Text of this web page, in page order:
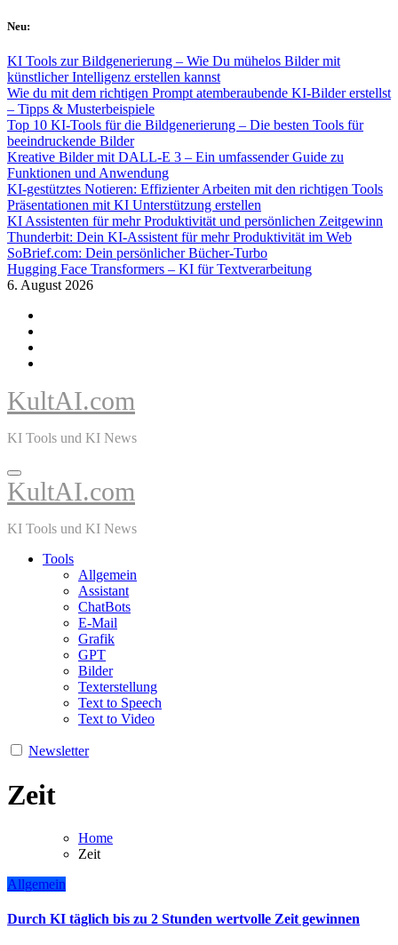
Skip
content
Neu:
KI Tools zur Bildgenerierung – Wie Du mühelos Bilder mit
künstlicher Intelligenz erstellen kannst
Wie du mit dem richtigen Prompt atemberaubende KI-Bilder erstellst
– Tipps & Musterbeispiele
Top 10 KI-Tools für die Bildgenerierung – Die besten Tools für
beeindruckende Bilder
Kreative Bilder mit DALL-E 3 – Ein umfassender Guide zu
Funktionen und Anwendung
KI-gestütztes Notieren: Effizienter Arbeiten mit den richtigen Tools
Präsentationen mit KI Unterstützung erstellen
KI Assistenten für mehr Produktivität und persönlichen Zeitgewinn
Thunderbit: Dein KI-Assistent für mehr Produktivität im Web
SoBrief.com: Dein persönlicher Bücher-Turbo
Hugging Face Transformers – KI für Textverarbeitung
6. August 2026
KultAI.com
KI Tools und KI News
KultAI.com
KI Tools und KI News
Tools
Allgemein
Assistant
ChatBots
E-Mail
Grafik
GPT
Bilder
Texterstellung
Text to Speech
Text to Video
Newsletter
Zeit
Home
Zeit
Allgemein
Durch KI täglich bis zu 2 Stunden wertvolle Zeit gewinnen